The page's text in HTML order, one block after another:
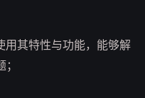
用其特性与功能，能够解